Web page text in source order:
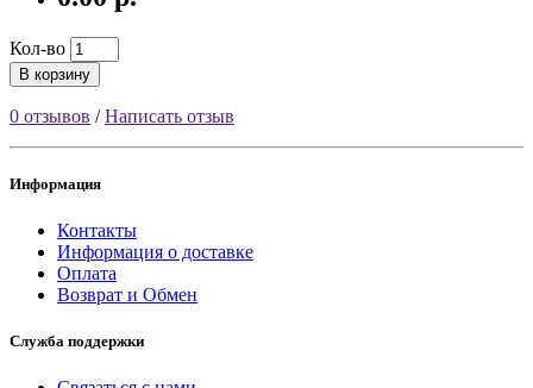
Кол-во
В корзину
0 отзывов /Написать отзыв
Информация
Контакты
Информация о доставке
Оплата
Возврат и Обмен
Служба поддержки